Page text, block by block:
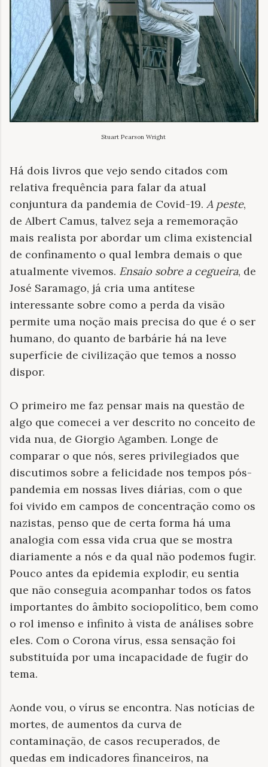
Stuart Pearson Wright
Há dois livros que vejo sendo citados com
relativa frequência para falar da atual
conjuntura da pandemia de Covid-19. A peste,
de Albert Camus, talvez seja a rememoração
mais realista por abordar um clima existencial
de confinamento o qual lembra demais o que
atualmente vivemos. Ensaio sobre a cegueira, de
José Saramago, já cria uma antítese
interessante sobre como a perda da visão
permite uma noção mais precisa do que é o ser
humano, do quanto de barbárie há na leve
superfície de civilização que temos a nosso
dispor.
O primeiro me faz pensar mais na questão de
algo que comecei a ver descrito no conceito de
vida nua, de Giorgio Agamben. Longe de
comparar o que nós, seres privilegiados que
discutimos sobre a felicidade nos tempos pós-
pandemia em nossas lives diárias, com o que
foi vivido em campos de concentração como os
nazistas, penso que de certa forma há uma
analogia com essa vida crua que se mostra
diariamente a nós e da qual não podemos fugir.
Pouco antes da epidemia explodir, eu sentia
que não conseguia acompanhar todos os fatos
importantes do âmbito sociopolítico, bem como
o rol imenso e infinito à vista de análises sobre
eles. Com o Corona vírus, essa sensação foi
substituída por uma incapacidade de fugir do
tema.
Aonde vou, o vírus se encontra. Nas notícias de
mortes, de aumentos da curva de
contaminação, de casos recuperados, de
quedas em indicadores financeiros, na